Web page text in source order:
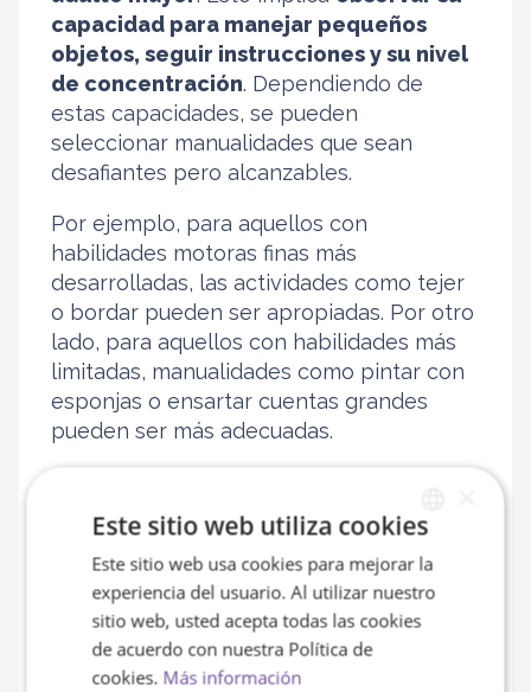
capacidad para manejar pequeños
objetos, seguir instrucciones y su nivel
de concentración. Dependiendo de
estas capacidades, se pueden
seleccionar manualidades que sean
desafiantes pero alcanzables.
Por ejemplo, para aquellos con
habilidades motoras finas más
desarrolladas, las actividades como tejer
o bordar pueden ser apropiadas. Por otro
lado, para aquellos con habilidades más
limitadas, manualidades como pintar con
esponjas o ensartar cuentas grandes
pueden ser más adecuadas.
modificables
. Por ejemplo, si una tarea
se vuelve demasiado compleja, se puede
simplificar reduciendo el número de pasos
o utilizando materiales más fáciles de
manejar. Elobjetivo es permitir que el
adulto mayor se sienta exitoso
SPANISH
ENGLISH
Este sitio web utiliza cookies
Este sitio web usa cookies para mejorar la
experiencia del usuario. Al utilizar nuestro
sitio web, usted acepta todas las cookies
de acuerdo con nuestra Política de
cookies. Más información